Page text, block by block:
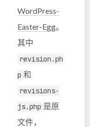
WordPress-
Easter-Egg。
其中
revision.ph
p 和
revisions-
js.php 是原
文件，